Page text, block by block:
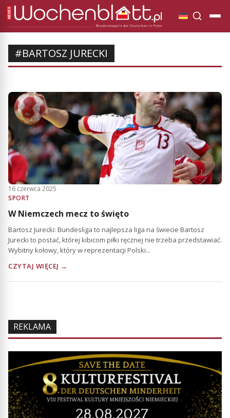
#BARTOSZ JURECKI
16 czerwca 2025
SPORT
W Niemczech mecz to święto
Bartosz Jurecki: Bundesliga to najlepsza liga na świecie Bartosz
Jurecki to postać, której kibicom piłki ręcznej nie trzeba przedstawiać.
Wybitny kołowy, który w reprezentacji Polski...
CZYTAJ WIĘCEJ →
REKLAMA